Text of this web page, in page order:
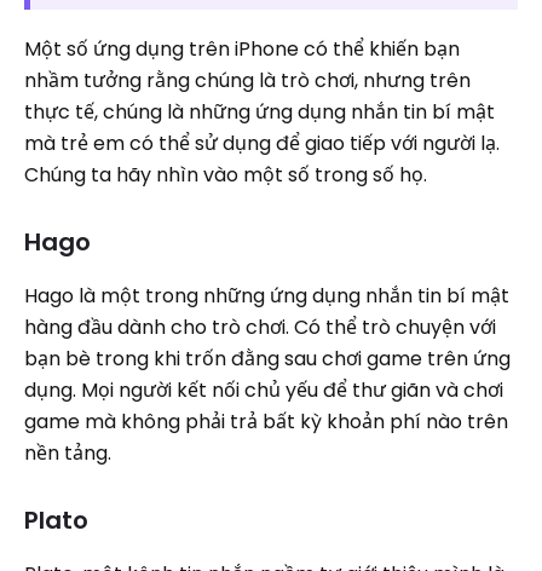
Một số ứng dụng trên iPhone có thể khiến bạn
nhầm tưởng rằng chúng là trò chơi, nhưng trên
thực tế, chúng là những ứng dụng nhắn tin bí mật
mà trẻ em có thể sử dụng để giao tiếp với người lạ.
Chúng ta hãy nhìn vào một số trong số họ.
Hago
Hago là một trong những ứng dụng nhắn tin bí mật
hàng đầu dành cho trò chơi. Có thể trò chuyện với
bạn bè trong khi trốn đằng sau chơi game trên ứng
dụng. Mọi người kết nối chủ yếu để thư giãn và chơi
game mà không phải trả bất kỳ khoản phí nào trên
nền tảng.
Plato